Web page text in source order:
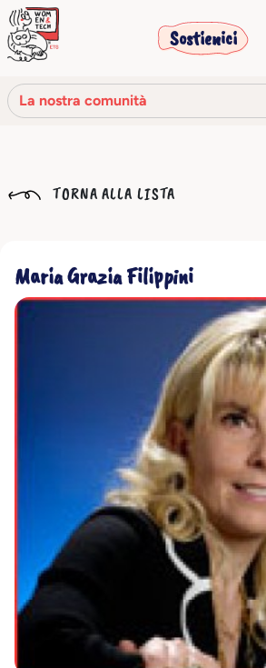
Sostienici
La nostra comunità
La nostra storia
Codice Etico
Il nostro network
La nostra comunità
TORNA ALLA LISTA
Maria Grazia Filippini